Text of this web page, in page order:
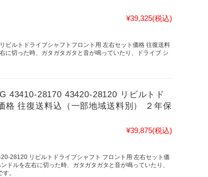
¥39,325(税込)
ルトドライブシャフトフロント用 左右セット価格 往復送料
に切った時、ガタガタガタと音が鳴っていたり、ドライブ シ
43410-28170 43420-28120 リビルトド
格 往復送料込（一部地域送料別） ２年保
¥39,875(税込)
28120 リビルトドライブシャフト フロント用 左右セット価
ドルを左右に切った時、ガタガタガタと音が鳴っていたり、
。